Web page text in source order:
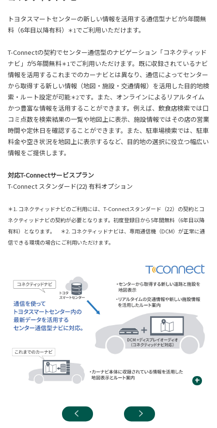
トヨタスマートセンターの新しい情報を活用する通信型ナビが5年間無
料（6年目以降有料）
＊1でご利用いただけます。
T-Connectの契約でセンター通信型のナビゲーション「コネクティッド
ナビ」が5年間無料＊1でご利用いただけます。既に収録されているナビ
情報を活用するこれまでのカーナビとは異なり、通信によってセンター
から取得する新しい情報（地図・施設・交通情報）を活用した目的地検
索・ルート設定が可能＊2です。また、オンラインによるリアルタイム
かつ豊富な情報を活用することができます。例えば、飲食店検索では口
コミ点数を検索結果の一覧や地図上に表示、施設情報ではその店の営業
時間や定休日を確認することができます。また、駐車場検索では、駐車
料金や空き状況を地図上に表示するなど、目的地の選択に役立つ幅広い
情報をご提供します。
対応T-Connectサービスプラン
T-Connect スタンダード(22) 有料オプション
＊1. コネクティッドナビのご利用には、T-Connectスタンダード（22）の契約とコ
ネクティッドナビの契約が必要となります。初度登録日から5年間無料（6年目以降
有料）となります。 ＊2. コネクティッドナビは、専用通信機（DCM）が正常に通
信できる環境の場合にご利用いただけます。
+